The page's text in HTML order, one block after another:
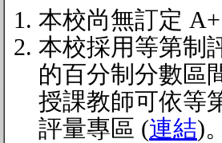
本校尚無訂定
本校採用等第制
的百分制分數區
授課教師可依等
評量專區 (連結)